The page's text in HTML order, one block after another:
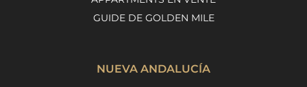
GUIDE DE GOLDEN MILE
NUEVA ANDALUCÍA